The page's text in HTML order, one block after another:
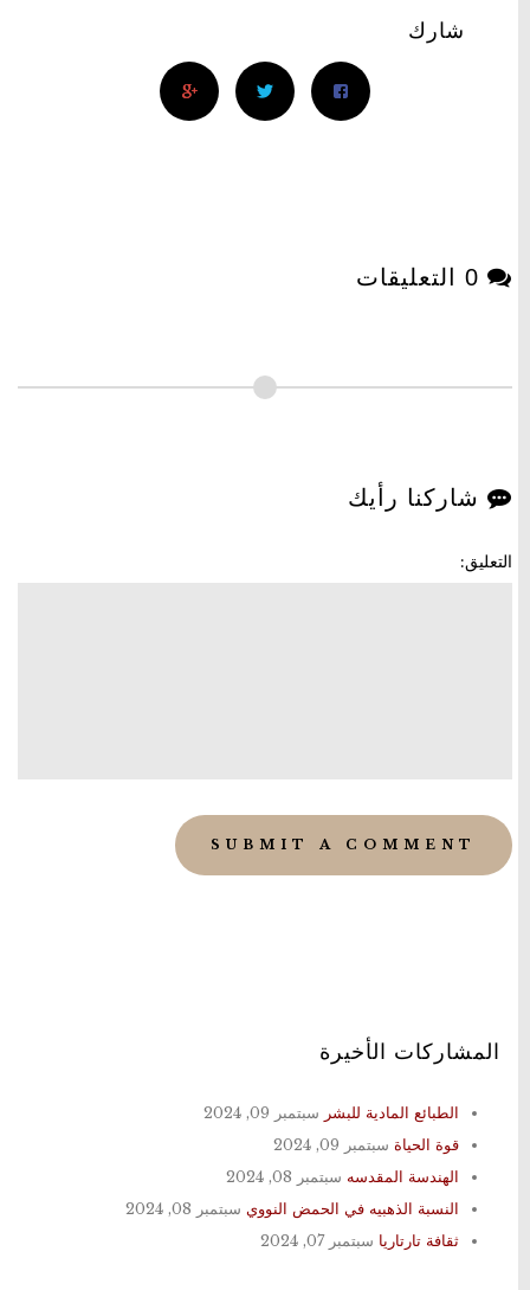
شارك
0 التعليقات
شاركنا رأيك
التعليق:
المشاركات الأخيرة
الطبائع المادية للبشر سبتمبر 09, 2024
قوة الحياة سبتمبر 09, 2024
الهندسة المقدسه سبتمبر 08, 2024
النسبة الذهبيه في الحمض النووي سبتمبر 08, 2024
ثقافة تارتاريا سبتمبر 07, 2024